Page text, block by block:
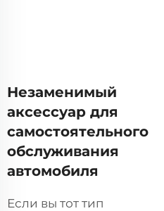
Незаменимый
аксессуар для
самостоятельного
обслуживания
автомобиля
Если вы тот тип